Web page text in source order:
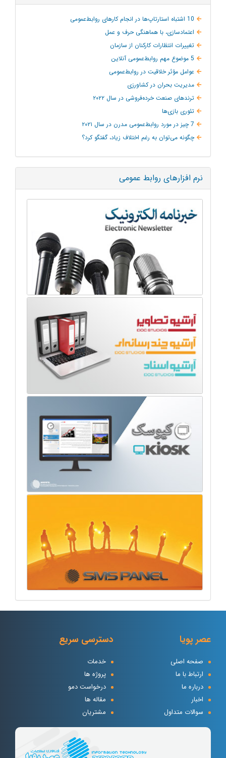
10 اشتباه استارتاپ‌ها در انجام کارهای روابط‌عمومی
اعتمادسازی، با هماهنگی حرف و عمل
تغییرات انتظارات کارکنان از سازمان
5 موضوع مهم روابط‌عمومی آنلاین
عوامل مؤثر خلاقیت در روابط‌عمومی
مدیریت بحران در کشاورزی
ترند‌های صنعت خرده‌فروشی در سال ۲۰۲۲
تئوری بازی‌ها
7 چیز در مورد روابط‌عمومی مدرن در سال ۲۰۲۱
چگونه می‌توان به‌ رغم اختلاف زیاد، گفتگو کرد؟
نرم افزارهای روابط عمومی
عصر پویا
صفحه اصلی
ارتباط با ما
درباره ما
اخبار
سوالات متداول
دسترسی سریع
خدمات
پروژه ها
درخواست دمو
مقاله ها
مشتریان